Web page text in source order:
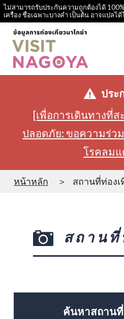
ไม่สามารถรับประกันความถูกต้องได้
เครื่อง ชื่อเฉพาะบางคำ เป็นต้น อาจแปลไ
ประ
[เพื่อการเดินทางที่
ปลอดภัย: ขอความร่ว
โรคลม
หน้าหลัก สถานที่ท่องเ
สถานที่
ค้นหาสถานที่